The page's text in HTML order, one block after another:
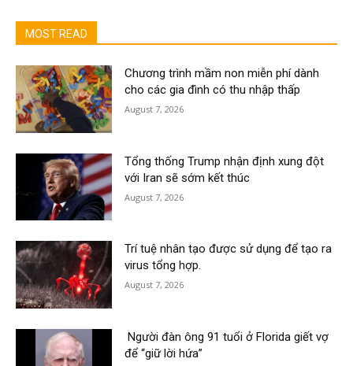
MOST READ
Chương trình mầm non miễn phí dành
cho các gia đình có thu nhập thấp
August 7, 2026
Tổng thống Trump nhận định xung đột
với Iran sẽ sớm kết thúc
August 7, 2026
Trí tuệ nhân tạo được sử dụng để tạo ra
virus tổng hợp.
August 7, 2026
Người đàn ông 91 tuổi ở Florida giết vợ
để “giữ lời hứa”